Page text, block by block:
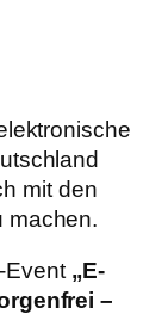
mit den
machen.
Event „E-
–